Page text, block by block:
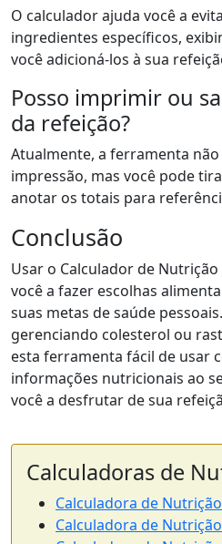
O calculador ajuda você a
ingredientes específicos,
você adicioná-los à sua
Posso imprimir ou
da refeição?
Atualmente, a ferramenta
impressão, mas você pode
anotar os totais para
Conclusão
Usar o Calculador de
você a fazer escolhas
suas metas de saúde
gerenciando colesterol ou
esta ferramenta fácil de usar
informações nutricionais ao
você a desfrutar de sua
Calculadoras de
Calculadora de
Calculadora de